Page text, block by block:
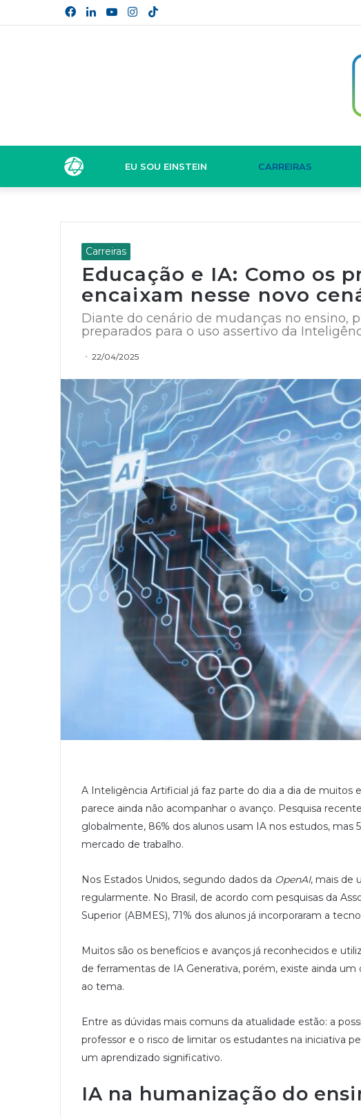
Facebook
LinkedinYouTubeInstagram
EU SOU EINSTEIN CARREIRAS
Carreiras
Educação e IA: Como os
encaixam nesse novo
Diante do cenário de mudanças no ensino,
preparados para o uso assertivo da
22/04/2025
A Inteligência Artificial já faz parte do dia a dia de muitos
parece ainda não acompanhar o avanço. Pesquisa
globalmente, 86% dos alunos usam IA nos estudos, mas
mercado de trabalho.
Nos Estados Unidos, segundo dados da OpenAI, mais de
regularmente. No Brasil, de acordo com pesquisas da
Superior (ABMES), 71% dos alunos já incorporaram a
Muitos são os benefícios e avanços já reconhecidos e
de ferramentas de IA Generativa, porém, existe ainda
ao tema.
Entre as dúvidas mais comuns da atualidade estão: a
professor e o risco de limitar os estudantes na iniciativa
um aprendizado significativo.
IA na humanização do